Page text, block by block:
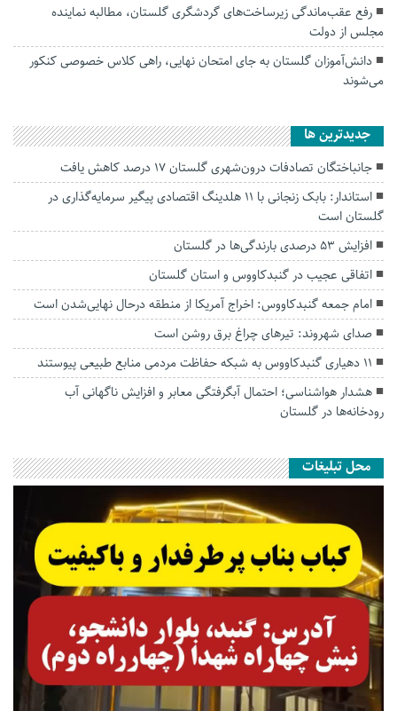
رفع عقب‌ماندگی زیرساخت‌های گردشگری گلستان، مطالبه نماینده
مجلس از دولت
دانش‌آموزان گلستان به جای امتحان نهایی، راهی کلاس‌ خصوصی کنکور
می‌شوند
جديدترين ها
جانباختگان تصادفات درون‌شهری گلستان ۱۷ درصد کاهش یافت
استاندار: بابک زنجانی با ۱۱ هلدینگ اقتصادی پیگیر سرمایه‌گذاری در
گلستان است
افزایش ۵۳ درصدی بارندگی‌ها در گلستان
اتفاقی عجیب در‌ گنبدکاووس و استان گلستان
امام جمعه گنبدکاووس: اخراج آمریکا از منطقه درحال نهایی‌شدن است
صدای شهروند: تیرهای چراغ برق روشن است
۱۱ دهیاری گنبدکاووس به شبکه حفاظت مردمی منابع طبیعی پیوستند
هشدار هواشناسی؛ احتمال آبگرفتگی معابر و افزایش ناگهانی آب
رودخانه‌ها در گلستان
محل تبلیغات